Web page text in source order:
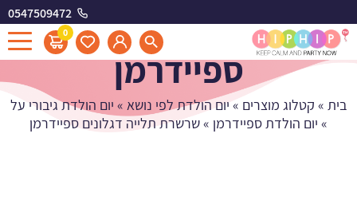
0547509472
0
שרשרת תלייה דגלונים
ספיידרמן
בית » קטלוג מוצרים » יום הולדת לפי נושא » יום הולדת גיבורי על
» יום הולדת ספיידרמן »שרשרת תלייה דגלונים ספיידרמן